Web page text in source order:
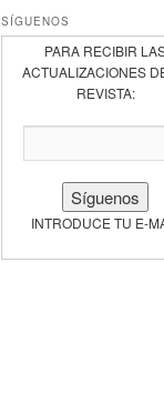
SÍGUENOS
PARA RECIBIR
ACTUALIZACIONES
REVISTA:
INTRODUCE TU E-